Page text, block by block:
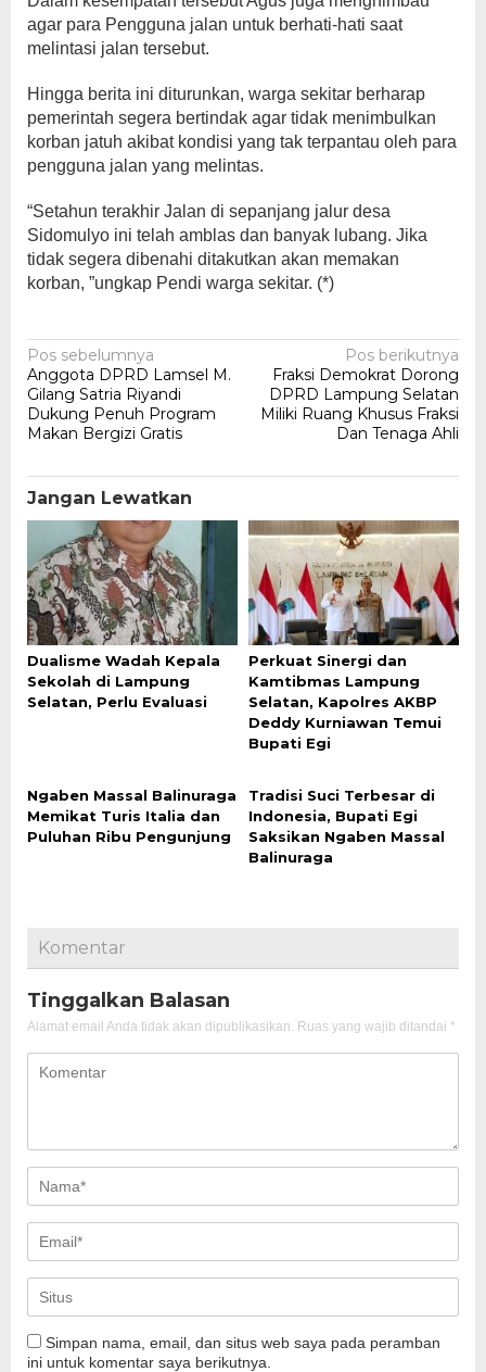
agar para Pengguna jalan untuk berhati-hati saat
melintasi jalan tersebut.
Hingga berita ini diturunkan, warga sekitar berharap
pemerintah segera bertindak agar tidak menimbulkan
korban jatuh akibat kondisi yang tak terpantau oleh para
pengguna jalan yang melintas.
“Setahun terakhir Jalan di sepanjang jalur desa
Sidomulyo ini telah amblas dan banyak lubang. Jika
tidak segera dibenahi ditakutkan akan memakan
korban, ”ungkap Pendi warga sekitar. (*)
Navigasi
pos
Pos sebelumnya
Anggota DPRD Lamsel M.
Gilang Satria Riyandi
Dukung Penuh Program
Makan Bergizi Gratis
Pos berikutnya
Fraksi Demokrat Dorong
DPRD Lampung Selatan
Miliki Ruang Khusus Fraksi
Dan Tenaga Ahli
Jangan Lewatkan
Dualisme Wadah Kepala
Sekolah di Lampung
Selatan, Perlu Evaluasi
Perkuat Sinergi dan
Kamtibmas Lampung
Selatan, Kapolres AKBP
Deddy Kurniawan Temui
Bupati Egi
Ngaben Massal Balinuraga
Memikat Turis Italia dan
Puluhan Ribu Pengunjung
Tradisi Suci Terbesar di
Indonesia, Bupati Egi
Saksikan Ngaben Massal
Balinuraga
Komentar
Tinggalkan Balasan
Alamat email Anda tidak akan dipublikasikan. Ruas yang wajib ditandai *
Simpan nama, email, dan situs web saya pada peramban
ini untuk komentar saya berikutnya.